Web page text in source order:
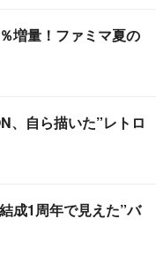
増量！ファミマ夏の
自ら描いた”レトロ
成1周年で見えた”バ